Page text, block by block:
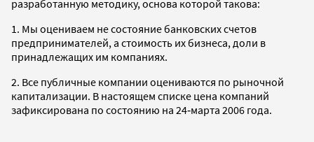
разработанную методику, основа которой такова:
1. Мы оцениваем не состояние банковских счетов
предпринимателей, а стоимость их бизнеса, доли в
принадлежащих им компаниях.
2. Все публичные компании оцениваются по рыночной
капитализации. В настоящем списке цена компаний
зафиксирована по состоянию на 24‑марта 2006 года.